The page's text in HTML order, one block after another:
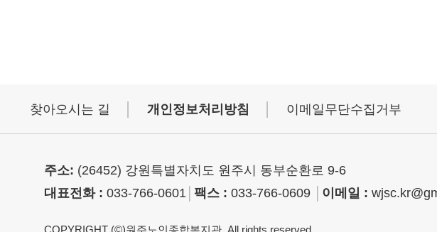
찾아오시는 길 개인정보처리방침 이메일무단수집거부
주소: (26452) 강원특별자치도 원주시 동부순환로 9-6
대표전화 : 033-766-0601 팩스 : 033-766-0609 이메일 :
COPYRIGHT (©)원주노인종합복지관. All rights reserved.